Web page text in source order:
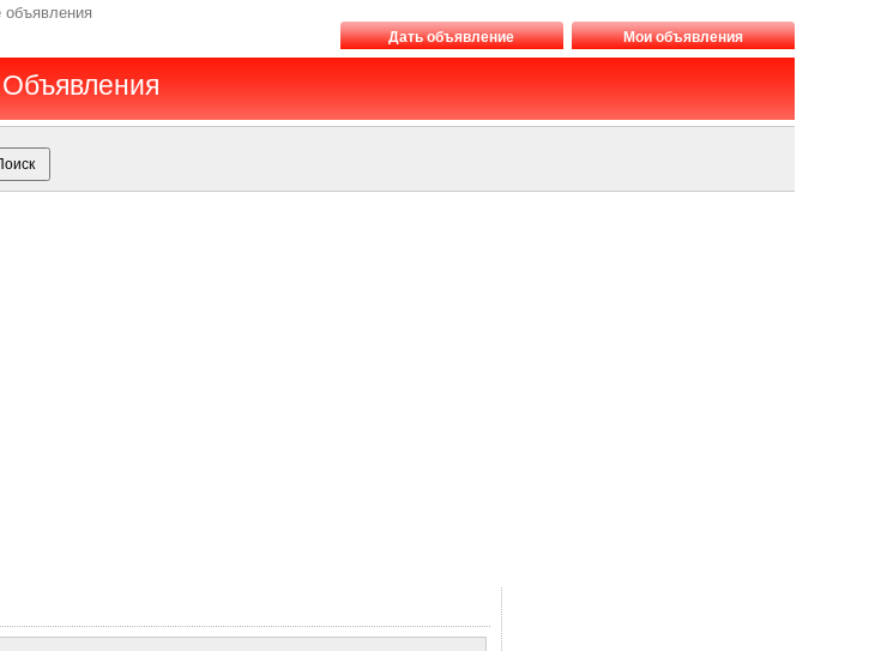
объявления
Дать объявление Мои объявления
Объявления